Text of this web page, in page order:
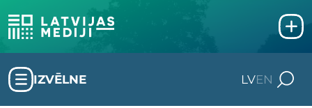
IZVĒLNE LVEN